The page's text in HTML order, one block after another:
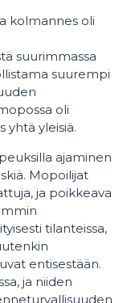
kolmannes oli
suurimmassa
suurempi
oli
yhtä yleisiä.
ajaminen
Mopoilijat
ja poikkeava
tilanteissa,
entisestään.
ja niiden